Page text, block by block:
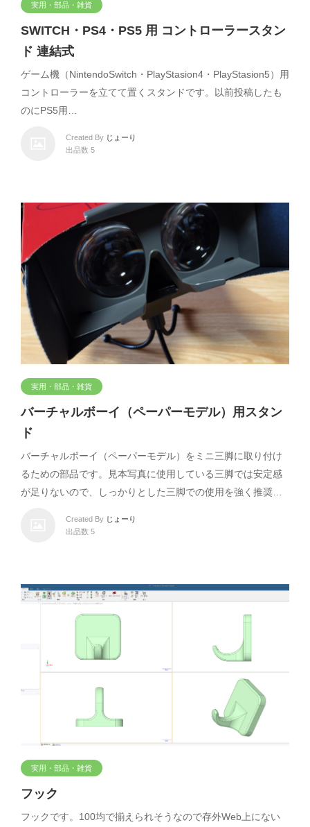
実用・部品・雑貨
SWITCH・PS4・PS5 用 コントローラースタン
ド 連結式
ゲーム機（NintendoSwitch・PlayStasion4・PlayStasion5）用
コントローラーを立てて置くスタンドです。以前投稿したも
のにPS5用…
Created By じょーり
出品数 5
実用・部品・雑貨
バーチャルボーイ（ペーパーモデル）用スタン
ド
バーチャルボーイ（ペーパーモデル）をミニ三脚に取り付け
るための部品です。見本写真に使用している三脚では安定感
が足りないので、しっかりとした三脚での使用を強く推奨…
Created By じょーり
出品数 5
実用・部品・雑貨
フック
フックです。100均で揃えられそうなので存外Web上にない